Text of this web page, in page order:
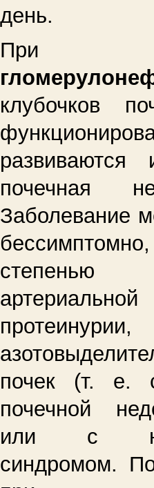
день.
клубочков
почечная
Заболевание
почек (т. е.
почечной
или с
синдромом.